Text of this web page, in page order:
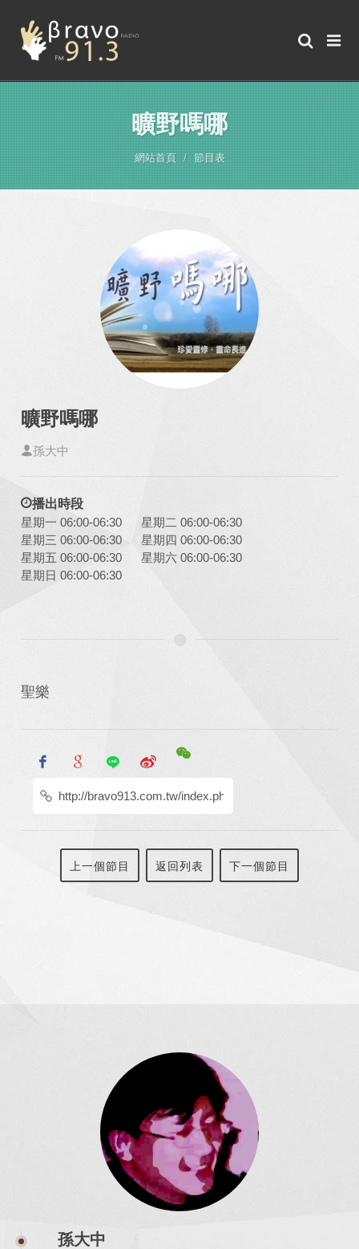
曠野嗎哪
網站首頁 節目表
曠野嗎哪
孫大中
播出時段
星期一 06:00-06:30
星期二 06:00-06:30
星期三 06:00-06:30
星期四 06:00-06:30
星期五 06:00-06:30
星期六 06:00-06:30
星期日 06:00-06:30
聖樂
上一個節目 返回列表 下一個節目
孫大中